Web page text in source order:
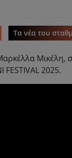
Τα νέα του
Μικέλη,
2025.